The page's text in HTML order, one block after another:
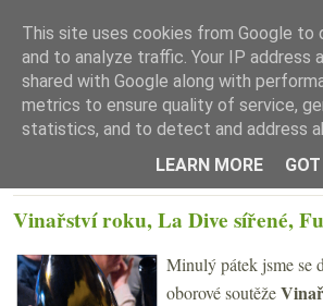
☰ Menu
Vinařství roku, La Dive sířené,
Minulý pátek jsme se
oborové soutěže
This site uses cookies from Google to
and to analyze traffic. Your IP address
shared with Google along with
metrics to ensure quality of service,
statistics, and to detect and address
LEARN MORE